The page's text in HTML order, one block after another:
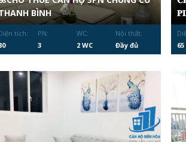
BÌNH
tích:
PN:
3
WC:
2 WC
Nội thất:
Đầy đủ